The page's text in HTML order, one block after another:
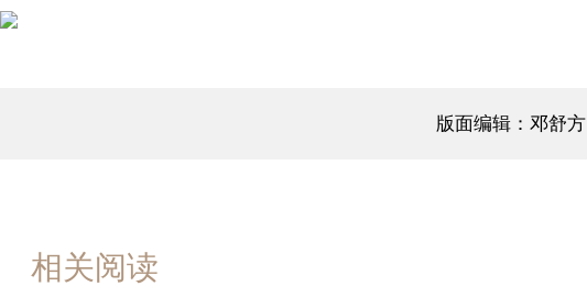
版面编辑：邓舒方
相关阅读